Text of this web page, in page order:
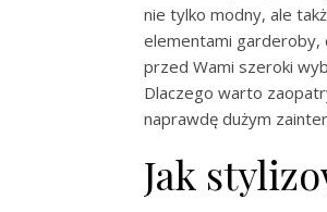
nie tylko modny, ale
elementami garderoby,
przed Wami szeroki
Dlaczego warto
naprawdę dużym
Jak